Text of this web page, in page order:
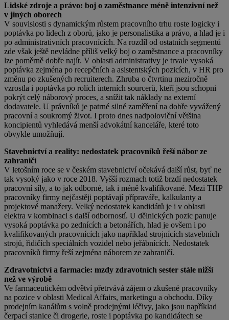
Lidské zdroje a právo: boj o zaměstnance méně intenzivní než
v jiných oborech
V souvislosti s dynamickým růstem pracovního trhu roste logicky i
poptávka po lidech z oborů, jako je personalistika a právo, a hlad je i
po administrativních pracovnících. Na rozdíl od ostatních segmentů
zde však ještě nevládne příliš velký boj o zaměstnance a pracovníky
lze poměrně dobře najít. V oblasti administrativy je trvale vysoká
poptávka zejména po recepčních a asistentských pozicích, v HR pro
změnu po zkušených recruiterech. Zhruba o čtvrtinu meziročně
vzrostla i poptávka po rolích interních sourcerů, kteří jsou schopni
pokrýt celý náborový proces, a snížit tak náklady na externí
dodavatele. U právníků je patrné silné zaměření na dobře vyvážený
pracovní a soukromý život. I proto dnes nadpoloviční většina
koncipientů vyhledává menší advokátní kanceláře, které toto
obvykle umožňují.
Stavebnictví a reality: nedostatek pracovníků řeší nábor ze
zahraničí
V letošním roce se v českém stavebnictví očekává další růst, byť ne
tak vysoký jako v roce 2018. Vyšší rozmach totiž brzdí nedostatek
pracovní síly, a to jak odborné, tak i méně kvalifikované. Mezi THP
pracovníky firmy nejčastěji poptávají přípraváře, kalkulanty a
projektové manažery. Velký nedostatek kandidátů je i v oblasti
elektra v kombinaci s další odborností. U dělnických pozic panuje
vysoká poptávka po zednících a betonářích, hlad je ovšem i po
kvalifikovaných pracovnících jako například strojnících stavebních
strojů, řidičích speciálních vozidel nebo jeřábnících. Nedostatek
pracovníků firmy řeší zejména náborem ze zahraničí.
Zdravotnictví a farmacie: mzdy zdravotních sester stále nižší
než ve výrobě
Ve farmaceutickém odvětví přetrvává zájem o zkušené pracovníky
na pozice v oblasti Medical Affairs, marketingu a obchodu. Díky
prodejním kanálům s volně prodejnými léčivy, jako jsou například
čerpací stanice či drogerie, roste i poptávka po kandidátech se